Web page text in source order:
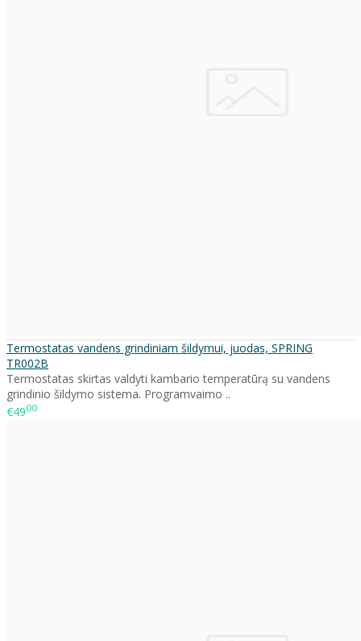
Termostatas vandens grindiniam šildymui, juodas, SPRING
TR002B
Termostatas skirtas valdyti kambario temperatūrą su vandens
grindinio šildymo sistema. Programvaimo ..
€4900